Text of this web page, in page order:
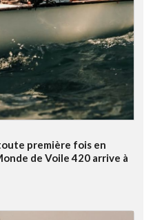
première fois en
de Voile 420 arrive à